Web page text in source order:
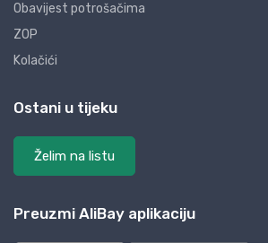
Obavijest potrošačima
ZOP
Kolačići
Ostani u tijeku
Želim na listu
Preuzmi AliBay aplikaciju